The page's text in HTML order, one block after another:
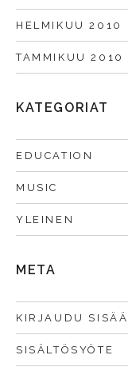
HELMIKUU 2010
TAMMIKUU 2010
KATEGORIAT
EDUCATION
MUSIC
YLEINEN
META
KIRJAUDU
SISÄLTÖSYÖTE